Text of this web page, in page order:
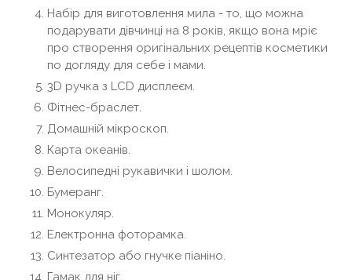
Набір для виготовлення мила - то, що можна
подарувати дівчинці на 8 років, якщо вона мріє
про створення оригінальних рецептів косметики
по догляду для себе і мами.
3D ручка з LCD дисплеєм.
Фітнес-браслет.
Домашній мікроскоп.
Карта океанів.
Велосипедні рукавички і шолом.
Бумеранг.
Монокуляр.
Електронна фоторамка.
Синтезатор або гнучке піаніно.
Гамак для ніг.